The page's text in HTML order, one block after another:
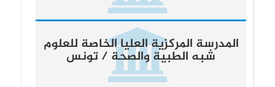
المدرسة المركزية العليا الخاصة للعلوم
شبه الطبية والصحة / تونس